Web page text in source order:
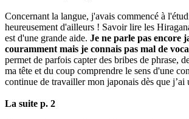
Concernant la langue, j'avais commencé à
heureusement d'ailleurs ! Savoir lire les
est d'une grande aide. Je ne parle pas encore
couramment mais je connais pas mal de
permet de parfois capter des bribes de phrase,
ma tête et du coup comprendre le sens d'une
continue de travailler mon japonais dès que j’ai
La suite p. 2